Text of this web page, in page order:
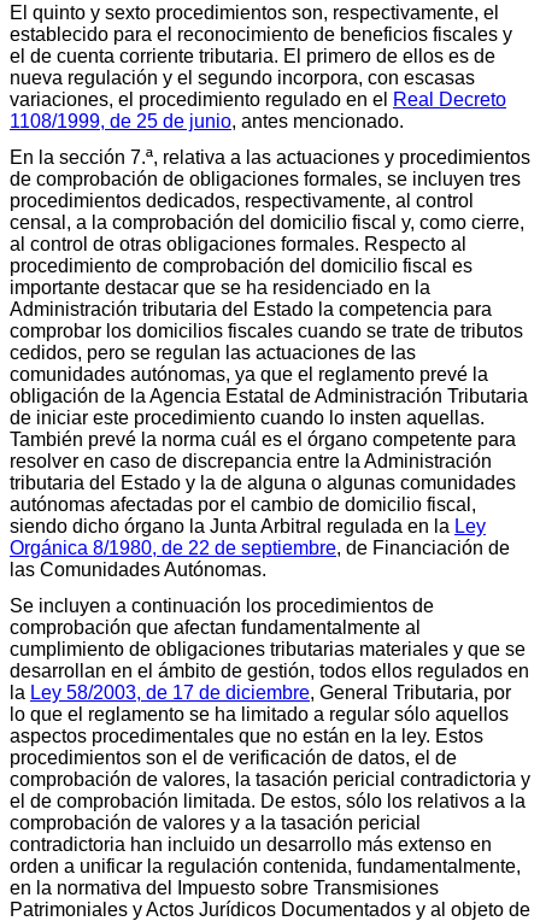
El quinto y sexto procedimientos son, respectivamente, el
establecido para el reconocimiento de beneficios fiscales y
el de cuenta corriente tributaria. El primero de ellos es de
nueva regulación y el segundo incorpora, con escasas
variaciones, el procedimiento regulado en el Real Decreto
1108/1999, de 25 de junio, antes mencionado.
En la sección 7.ª, relativa a las actuaciones y procedimientos
de comprobación de obligaciones formales, se incluyen tres
procedimientos dedicados, respectivamente, al control
censal, a la comprobación del domicilio fiscal y, como cierre,
al control de otras obligaciones formales. Respecto al
procedimiento de comprobación del domicilio fiscal es
importante destacar que se ha residenciado en la
Administración tributaria del Estado la competencia para
comprobar los domicilios fiscales cuando se trate de tributos
cedidos, pero se regulan las actuaciones de las
comunidades autónomas, ya que el reglamento prevé la
obligación de la Agencia Estatal de Administración Tributaria
de iniciar este procedimiento cuando lo insten aquellas.
También prevé la norma cuál es el órgano competente para
resolver en caso de discrepancia entre la Administración
tributaria del Estado y la de alguna o algunas comunidades
autónomas afectadas por el cambio de domicilio fiscal,
siendo dicho órgano la Junta Arbitral regulada en la Ley
Orgánica 8/1980, de 22 de septiembre, de Financiación de
las Comunidades Autónomas.
Se incluyen a continuación los procedimientos de
comprobación que afectan fundamentalmente al
cumplimiento de obligaciones tributarias materiales y que se
desarrollan en el ámbito de gestión, todos ellos regulados en
la Ley 58/2003, de 17 de diciembre, General Tributaria, por
lo que el reglamento se ha limitado a regular sólo aquellos
aspectos procedimentales que no están en la ley. Estos
procedimientos son el de verificación de datos, el de
comprobación de valores, la tasación pericial contradictoria y
el de comprobación limitada. De estos, sólo los relativos a la
comprobación de valores y a la tasación pericial
contradictoria han incluido un desarrollo más extenso en
orden a unificar la regulación contenida, fundamentalmente,
en la normativa del Impuesto sobre Transmisiones
Patrimoniales y Actos Jurídicos Documentados y al objeto de